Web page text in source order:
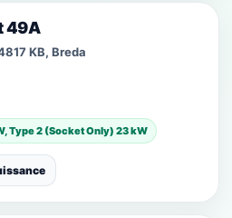
49A
KB, Breda
Type 2 (Socket Only) 23 kW